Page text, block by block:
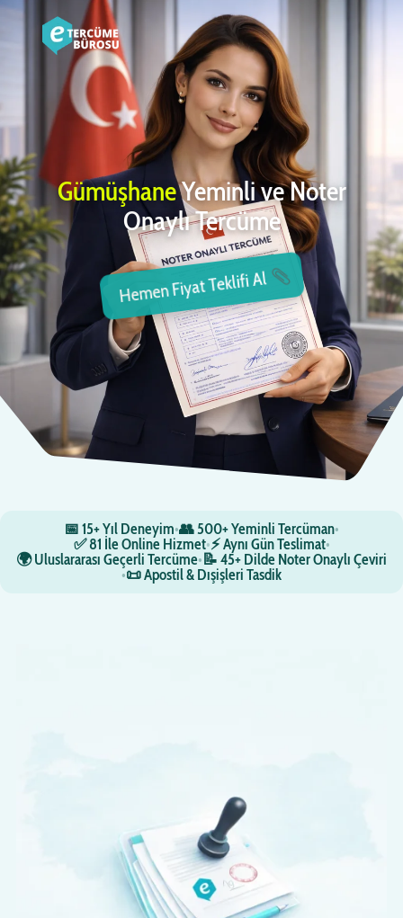
GümüşhaneYeminli ve Noter
Onaylı Tercüme
Hemen Fiyat Teklifi Al
📅 15+ Yıl Deneyim•👥 500+ Yeminli Tercüman•
✅ 81 İle Online Hizmet•⚡ Aynı Gün Teslimat•
🌍 Uluslararası Geçerli Tercüme•📝 45+ Dilde Noter Onaylı Çeviri
•📜 Apostil & Dışişleri Tasdik